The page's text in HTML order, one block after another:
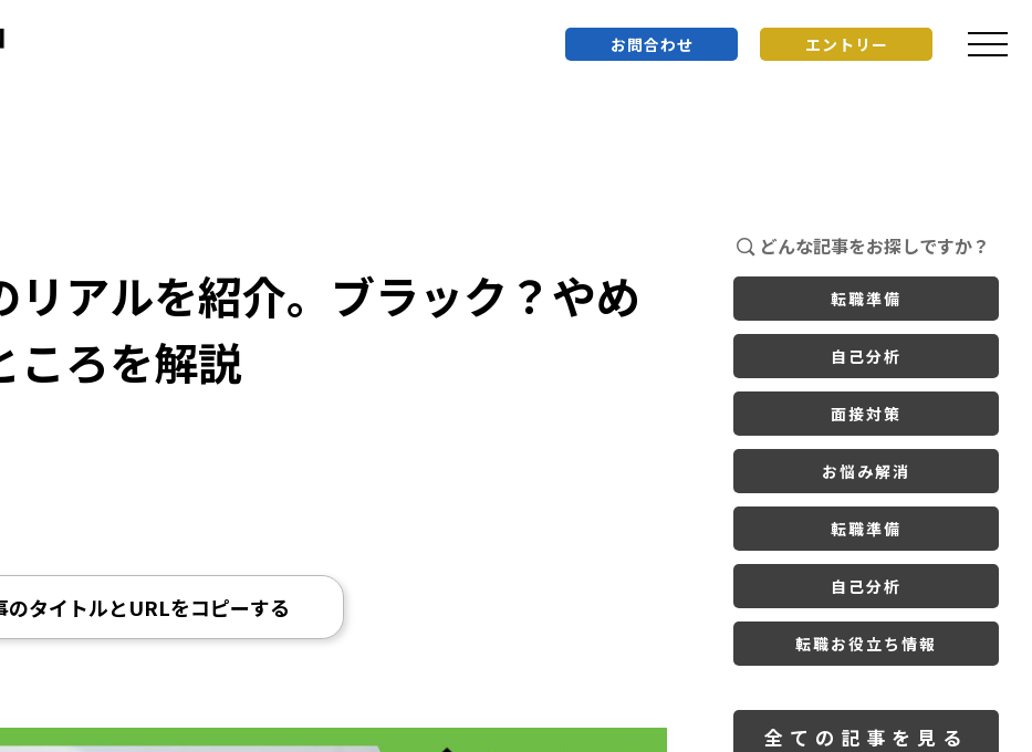
お問合わせ エントリー
リアルを紹介。ブラック？やめ
ころを解説
のタイトルとURLをコピーする
どんな記事をお探しですか？
転職準備
自己分析
面接対策
お悩み解消
転職準備
自己分析
転職お役立ち情報
全ての記事を見る